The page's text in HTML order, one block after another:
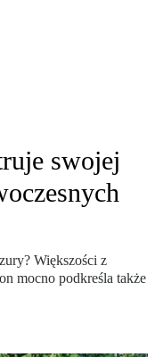
swojej
Większości z
mocno podkreśla także